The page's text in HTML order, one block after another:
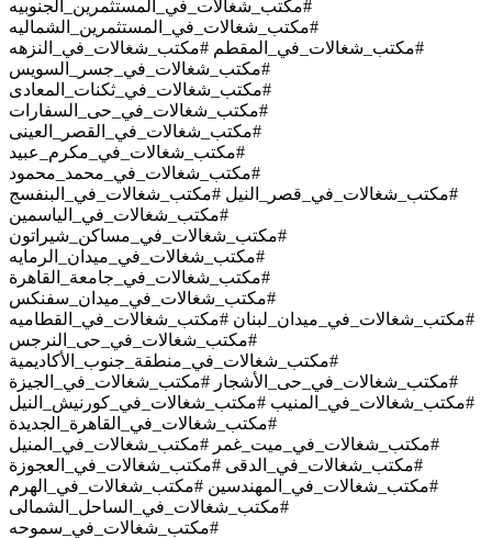
#مكتب_شغالات_في_المستثمرين_الجنوبيه
#مكتب_شغالات_في_المستثمرين_الشماليه
#مكتب_شغالات_في_المقطم #مكتب_شغالات_في_النزهه
#مكتب_شغالات_في_جسر_السويس
#مكتب_شغالات_في_ثكنات_المعادى
#مكتب_شغالات_في_حى_السفارات
#مكتب_شغالات_في_القصر_العينى
#مكتب_شغالات_في_مكرم_عبيد
#مكتب_شغالات_في_محمد_محمود
#مكتب_شغالات_في_قصر_النيل #مكتب_شغالات_في_البنفسج
#مكتب_شغالات_في_الياسمين
#مكتب_شغالات_في_مساكن_شيراتون
#مكتب_شغالات_في_ميدان_الرمايه
#مكتب_شغالات_في_جامعة_القاهرة
#مكتب_شغالات_في_ميدان_سفنكس
#مكتب_شغالات_في_ميدان_لبنان #مكتب_شغالات_في_القطاميه
#مكتب_شغالات_في_حى_النرجس
#مكتب_شغالات_في_منطقة_جنوب_الأكاديمية
#مكتب_شغالات_في_حى_الأشجار #مكتب_شغالات_في_الجيزة
#مكتب_شغالات_في_المنيب #مكتب_شغالات_في_كورنيش_النيل
#مكتب_شغالات_في_القاهرة_الجديدة
#مكتب_شغالات_في_ميت_غمر #مكتب_شغالات_في_المنيل
#مكتب_شغالات_في_الدقى #مكتب_شغالات_في_العجوزة
#مكتب_شغالات_في_المهندسين #مكتب_شغالات_في_الهرم
#مكتب_شغالات_في_الساحل_الشمالى
#مكتب_شغالات_في_سموحه